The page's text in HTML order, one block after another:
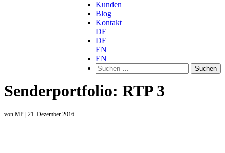
Kunden
Blog
Kontakt
DE
DE
EN
EN
Suchen
nach:
Senderportfolio: RTP 3
von MP 21. Dezember 2016